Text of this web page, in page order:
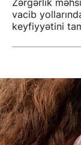
Zərgərlik
vacib
keyfiyyətini